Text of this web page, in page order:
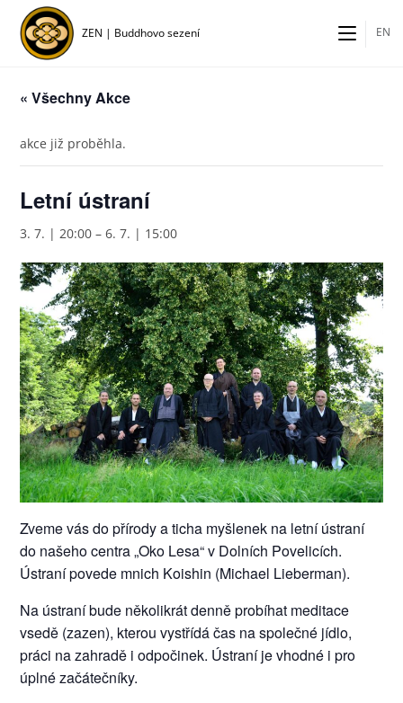
Přejít
obsahu
EN
ZEN | Buddhovo sezení
« Všechny Akce
akce již proběhla.
Letní ústraní
3. 7. | 20:00 –6. 7. | 15:00
Zveme vás do přírody a ticha myšlenek na letní ústraní
do našeho centra „Oko Lesa“ v Dolních Povelicích.
Ústraní povede mnich Koishin (Michael Lieberman).
Na ústraní bude několikrát denně probíhat meditace
vsedě (zazen), kterou vystřídá čas na společné jídlo,
práci na zahradě i odpočinek. Ústraní je vhodné i pro
úplné začátečníky.